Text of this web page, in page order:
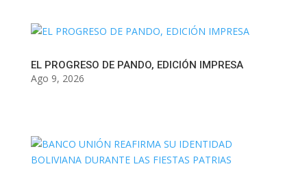
EL PROGRESO DE PANDO, EDICIÓN IMPRESA
Ago 9, 2026